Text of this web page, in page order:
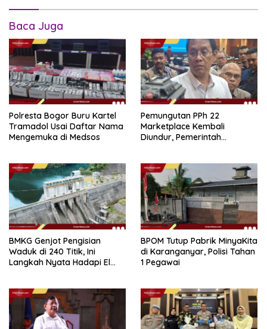
Baca Juga
Polresta Bogor Buru Kartel
Tramadol Usai Daftar Nama
Mengemuka di Medsos
Pemungutan PPh 22
Marketplace Kembali
Diundur, Pemerintah
BMKG Genjot Pengisian
Waduk di 240 Titik, Ini
Langkah Nyata Hadapi El
BPOM Tutup Pabrik MinyaKita
di Karanganyar, Polisi Tahan
1 Pegawai